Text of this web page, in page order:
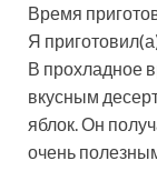
Время
Я
В прохладное
вкусным
яблок. Он
очень